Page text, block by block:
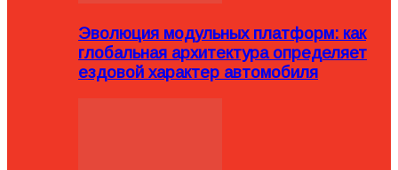
Эволюция модульных платформ: как
глобальная архитектура определяет
ездовой характер автомобиля